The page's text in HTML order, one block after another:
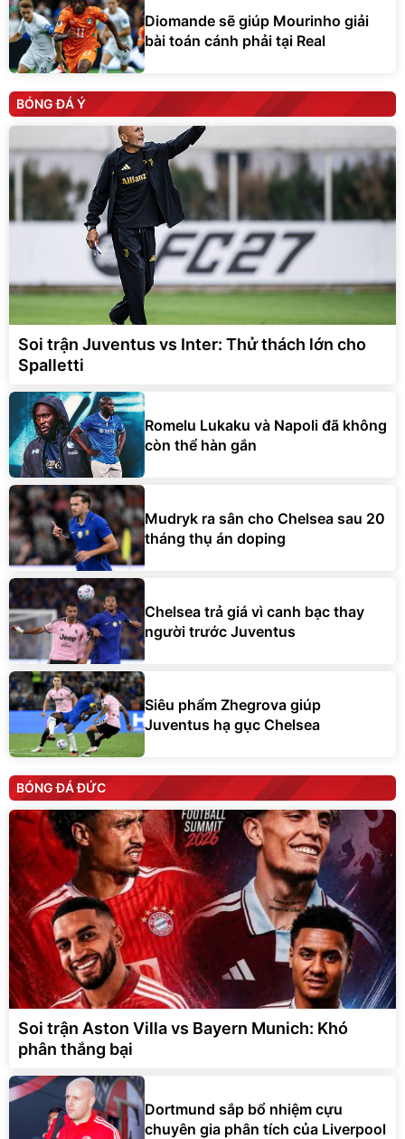
Diomande sẽ giúp Mourinho giải
bài toán cánh phải tại Real
BÓNG ĐÁ Ý
Soi trận Juventus vs Inter: Thử thách lớn cho
Spalletti
Romelu Lukaku và Napoli đã không
còn thể hàn gắn
Mudryk ra sân cho Chelsea sau 20
tháng thụ án doping
Chelsea trả giá vì canh bạc thay
người trước Juventus
Siêu phẩm Zhegrova giúp
Juventus hạ gục Chelsea
BÓNG ĐÁ ĐỨC
Soi trận Aston Villa vs Bayern Munich: Khó
phân thắng bại
Dortmund sắp bổ nhiệm cựu
chuyên gia phân tích của Liverpool